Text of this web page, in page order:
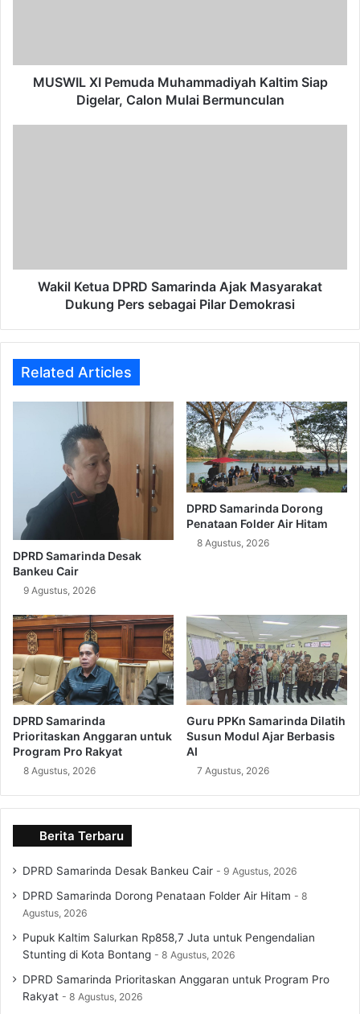
Mulai
Bermunculan
MUSWIL XI Pemuda Muhammadiyah Kaltim Siap
Digelar, Calon Mulai Bermunculan
sebagai
Wakil Ketua DPRD Samarinda Ajak Masyarakat
Dukung Pers sebagai Pilar Demokrasi
Related Articles
DPRD Samarinda Desak
Bankeu Cair
9 Agustus, 2026
DPRD Samarinda Dorong
Penataan Folder Air Hitam
8 Agustus, 2026
DPRD Samarinda
Prioritaskan Anggaran untuk
Program Pro Rakyat
8 Agustus, 2026
Guru PPKn Samarinda Dilatih
Susun Modul Ajar Berbasis
AI
7 Agustus, 2026
Berita Terbaru
DPRD Samarinda Desak Bankeu Cair 9 Agustus, 2026
DPRD Samarinda Dorong Penataan Folder Air Hitam
8
Agustus, 2026
Pupuk Kaltim Salurkan Rp858,7 Juta untuk Pengendalian
Stunting di Kota Bontang
8 Agustus, 2026
DPRD Samarinda Prioritaskan Anggaran untuk Program Pro
Rakyat
8 Agustus, 2026